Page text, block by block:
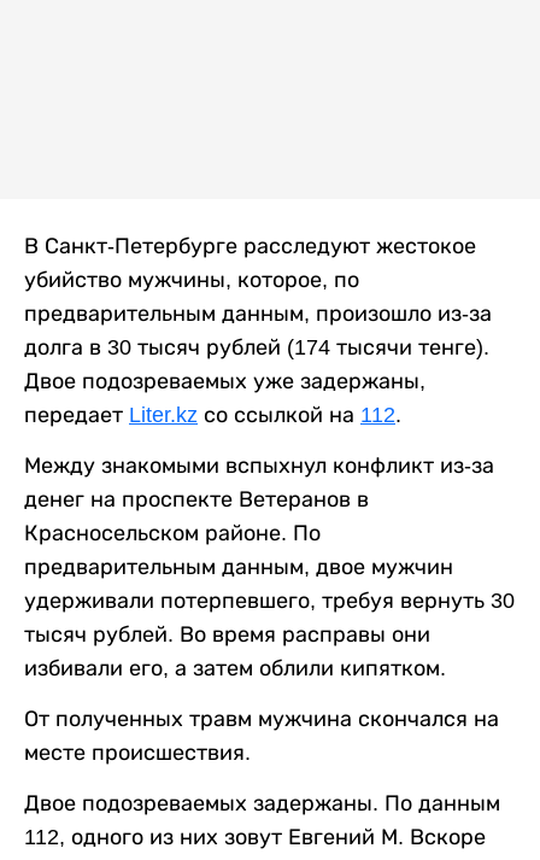
В Санкт-Петербурге расследуют жестокое
убийство мужчины, которое, по
предварительным данным, произошло из-за
долга в 30 тысяч рублей (174 тысячи тенге).
Двое подозреваемых уже задержаны,
передает Liter.kz со ссылкой на 112.
Между знакомыми вспыхнул конфликт из-за
денег на проспекте Ветеранов в
Красносельском районе. По
предварительным данным, двое мужчин
удерживали потерпевшего, требуя вернуть 30
тысяч рублей. Во время расправы они
избивали его, а затем облили кипятком.
От полученных травм мужчина скончался на
месте происшествия.
Двое подозреваемых задержаны. По данным
112, одного из них зовут Евгений М. Вскоре